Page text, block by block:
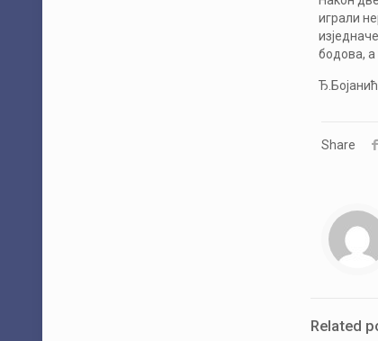
играли
бодова, а
Ђ.Бојанић
Share
Related